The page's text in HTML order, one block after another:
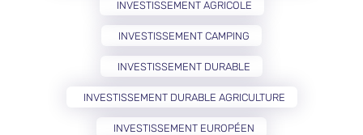
INVESTISSEMENT AGRICOLE
INVESTISSEMENT CAMPING
INVESTISSEMENT DURABLE
INVESTISSEMENT DURABLE AGRICULTURE
INVESTISSEMENT EUROPÉEN